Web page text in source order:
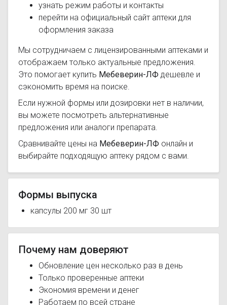
узнать режим работы и контакты
перейти на официальный сайт аптеки для
оформления заказа
Мы сотрудничаем с лицензированными аптеками и
отображаем только актуальные предложения.
Это помогает купить Мебеверин-ЛФ дешевле и
сэкономить время на поиске.
Если нужной формы или дозировки нет в наличии,
вы можете посмотреть альтернативные
предложения или аналоги препарата.
Сравнивайте цены на Мебеверин-ЛФ онлайн и
выбирайте подходящую аптеку рядом с вами.
Формы выпуска
капсулы 200 мг 30 шт
Почему нам доверяют
Обновление цен несколько раз в день
Только проверенные аптеки
Экономия времени и денег
Работаем по всей стране